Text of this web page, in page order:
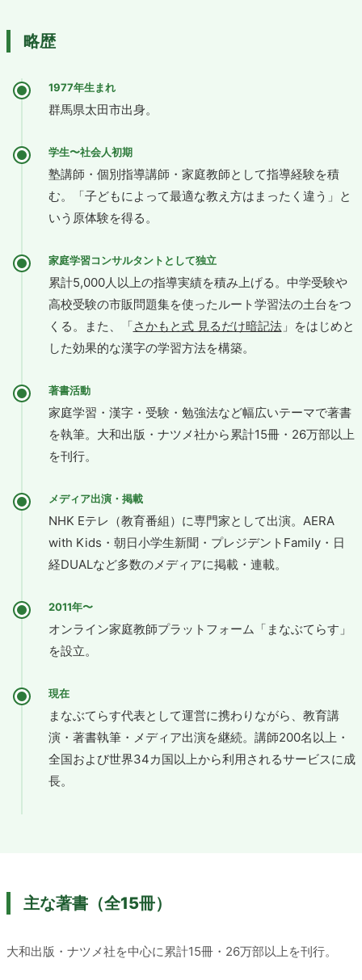
略歴
1977年生まれ
群馬県太田市出身。
学生〜社会人初期
塾講師・個別指導講師・家庭教師として指導経験を積
む。「子どもによって最適な教え方はまったく違う」と
いう原体験を得る。
家庭学習コンサルタントとして独立
累計5,000人以上の指導実績を積み上げる。中学受験や
高校受験の市販問題集を使ったルート学習法の土台をつ
くる。また、「さかもと式 見るだけ暗記法」をはじめと
した効果的な漢字の学習方法を構築。
著書活動
家庭学習・漢字・受験・勉強法など幅広いテーマで著書
を執筆。大和出版・ナツメ社から累計15冊・26万部以上
を刊行。
メディア出演・掲載
NHK Eテレ（教育番組）に専門家として出演。AERA
with Kids・朝日小学生新聞・プレジデントFamily・日
経DUALなど多数のメディアに掲載・連載。
2011年〜
オンライン家庭教師プラットフォーム「まなぶてらす」
を設立。
現在
まなぶてらす代表として運営に携わりながら、教育講
演・著書執筆・メディア出演を継続。講師200名以上・
全国および世界34カ国以上から利用されるサービスに成
長。
主な著書（全15冊）
大和出版・ナツメ社を中心に累計15冊・26万部以上を刊行。